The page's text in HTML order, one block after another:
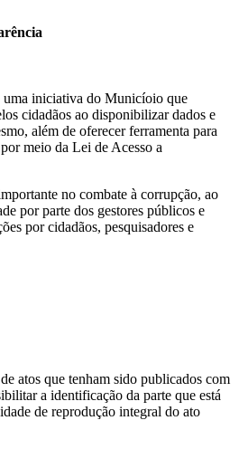
uma iniciativa do Municíoio que
cidadãos ao disponibilizar dados e
além de oferecer ferramenta para
meio da Lei de Acesso a
no combate à corrupção, ao
por parte dos gestores públicos e
por cidadãos, pesquisadores e
atos que tenham sido publicados com
a identificação da parte que está
de reprodução integral do ato